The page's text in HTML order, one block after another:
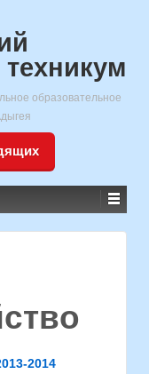
образовательное
2014